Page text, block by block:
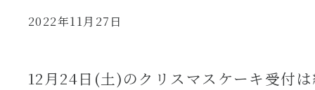
2022年11月27日
12月24日(土)のクリスマスケーキ受付